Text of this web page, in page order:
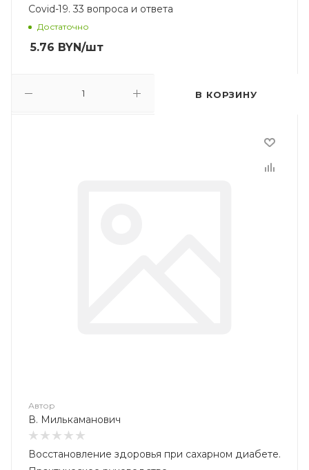
Covid-19. 33 вопроса и ответа
Достаточно
5.76 BYN/шт
В КОРЗИНУ
Автор
В. Милькаманович
Восстановление здоровья при сахарном диабете.